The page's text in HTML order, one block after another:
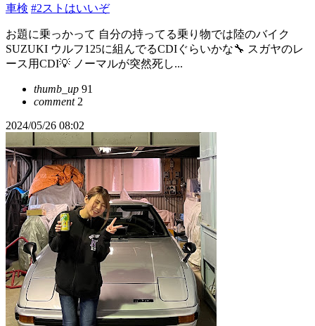
車検 #2ストはいいぞ
お題に乗っかって 自分の持ってる乗り物では陸のバイク
SUZUKI ウルフ125に組んでるCDIぐらいかな🔧 スガヤのレ
ース用CDI💡 ノーマルが突然死し...
thumb_up 91
comment2
2024/05/26 08:02